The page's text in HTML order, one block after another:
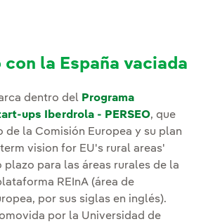
la España vaciada
dentro del Programa
ups Iberdrola - PERSEO, que
de la Comisión Europea y su plan
vision for EU's rural areas'
plazo para las áreas rurales de la
REInA (área de
por sus siglas en inglés).
por la Universidad de